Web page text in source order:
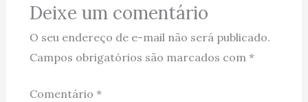
Deixe um comentário
O seu endereço de e-mail não será publicado.
Campos obrigatórios são marcados com *
Comentário *